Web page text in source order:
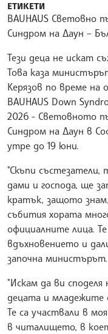
ЕТИКЕТИ
BAUHAUS Световно
Синдром на Даун –
Тези деца не искат
Това каза
Керязов по време на
BAUHAUS Down
2026 - Световното
Синдром на Даун в
утре до 19 юни.
"Скъпи състезатели,
дами и господа, ще
кратък, защото
събития хората
официалните лица.
вдъхновението и
започна министърът.
"Искам да ви
децата и младежите
Те са участвали в
в читалището, в